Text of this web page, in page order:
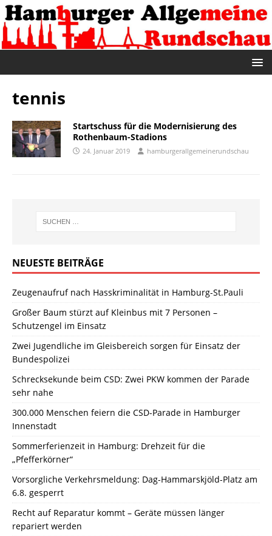
tennis
Startschuss für die Modernisierung des
Rothenbaum-Stadions
24. Januar 2019 hamburgerallgemeinerundschau
NEUESTE BEITRÄGE
Zeugenaufruf nach Hasskriminalität in Hamburg-St.Pauli
Großer Baum stürzt auf Kleinbus mit 7 Personen –
Schutzengel im Einsatz
Zwei Jugendliche im Gleisbereich sorgen für Einsatz der
Bundespolizei
Schrecksekunde beim CSD: Zwei PKW kommen der Parade
sehr nahe
300.000 Menschen feiern die CSD-Parade in Hamburger
Innenstadt
Sommerferienzeit in Hamburg: Drehzeit für die
„Pfefferkörner“
Vorsorgliche Verkehrsmeldung: Dag-Hammarskjöld-Platz am
6.8. gesperrt
Recht auf Reparatur kommt – Geräte müssen länger
repariert werden